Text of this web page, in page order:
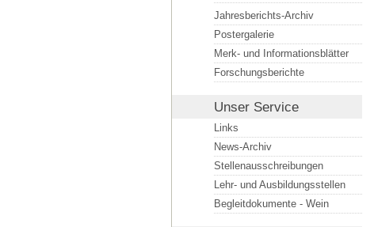
Jahresberichts-Archiv
Postergalerie
Merk- und Informationsblätter
Forschungsberichte
Unser Service
Links
News-Archiv
Stellenausschreibungen
Lehr- und Ausbildungsstellen
Begleitdokumente - Wein